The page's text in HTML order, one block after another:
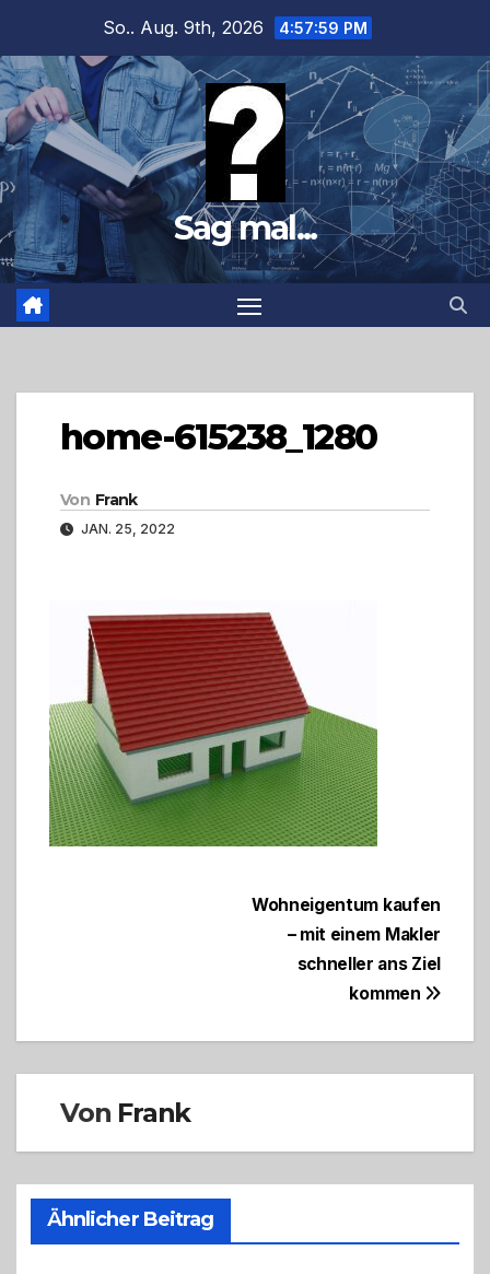
springen
So.. Aug. 9th, 2026 4:58:00 PM
Sag mal...
home-615238_1280
Von Frank
JAN. 25, 2022
Beitragsnavigation
Wohneigentum kaufen
– mit einem Makler
schneller ans Ziel
kommen
Von Frank
Ähnlicher Beitrag